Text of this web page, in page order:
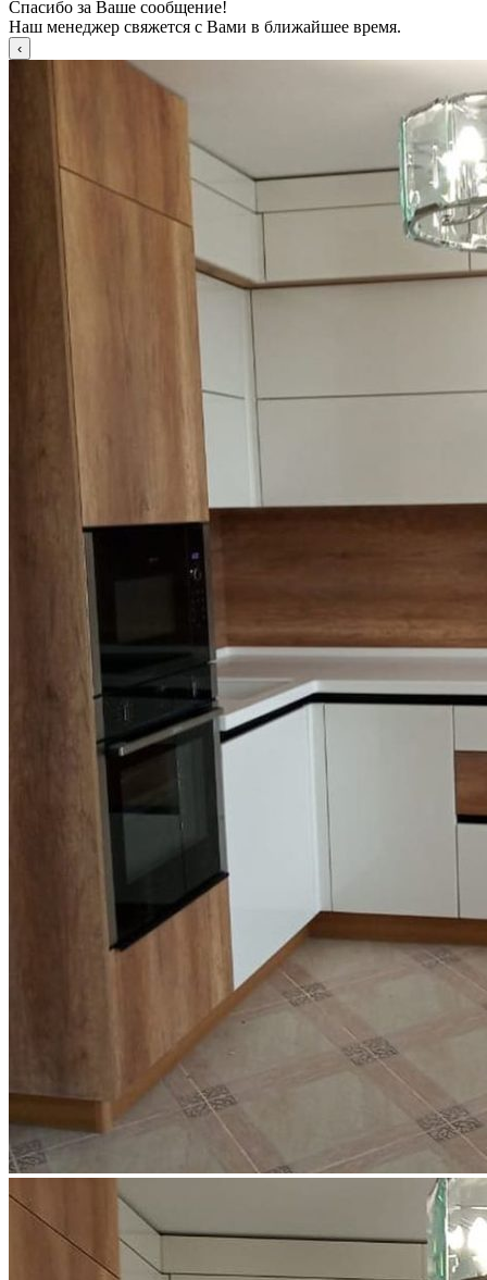
Спасибо за Ваше сообщение!
Наш менеджер свяжется с Вами в ближайшее время.